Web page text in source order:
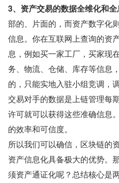
3、资产交易的数据全维化和全
部的、片面的，而资产数字化
信息。你在互联网上查询的资
息，例如买一家工厂，买家现
务、物流、仓储、库存等信息
的，只能实地入驻小组竞调，
交易对手的数据是上链管理每
许可就可以获得这些准确信息
的效率和可信度。
所以我们可以确信，区块链的
资产信息化具备极大的优势。
须资产通证化呢？总结核心是